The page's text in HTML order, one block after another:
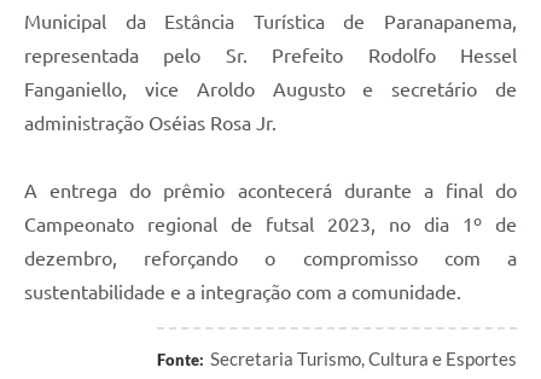
Municipal da Estância Turística de Paranapanema,
representada pelo Sr. Prefeito Rodolfo Hessel
Fanganiello, vice Aroldo Augusto e secretário de
administração Oséias Rosa Jr.
A entrega do prêmio acontecerá durante a final do
Campeonato regional de futsal 2023, no dia 1º de
dezembro, reforçando o compromisso com a
sustentabilidade e a integração com a comunidade.
Fonte: Secretaria Turismo, Cultura e Esportes